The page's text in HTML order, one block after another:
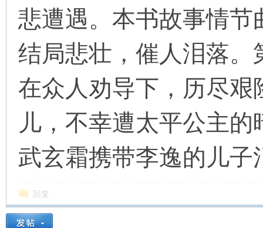
悲遭遇。本书故事情
结局悲壮，催人泪落
在众人劝导下，历尽
儿，不幸遭太平公主
武玄霜携带李逸的儿
回复